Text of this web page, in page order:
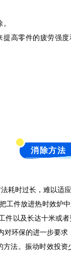
高零件的疲劳强度
消除方法
耗时过长，难以适
工件放进热时效炉
件以及长达十米或
环保的进一步要求
法。振动时效投